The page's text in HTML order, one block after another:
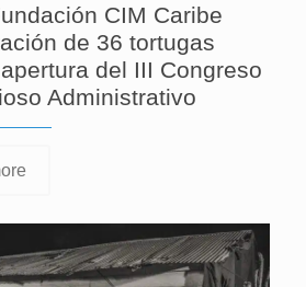
CIM Caribe
de 36 tortugas
del III Congreso
Administrativo